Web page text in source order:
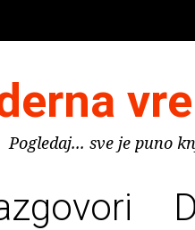
Pogledaj... sve je puno